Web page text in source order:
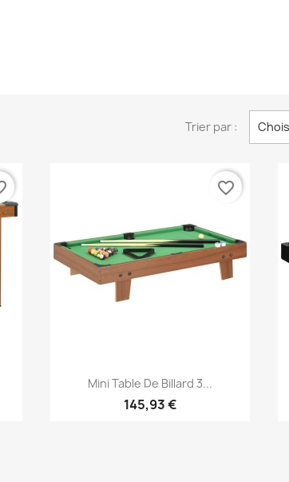
Trier par :
Aperçu rapide
Mini Table De Billard 3...
145,93 €
favorite_border